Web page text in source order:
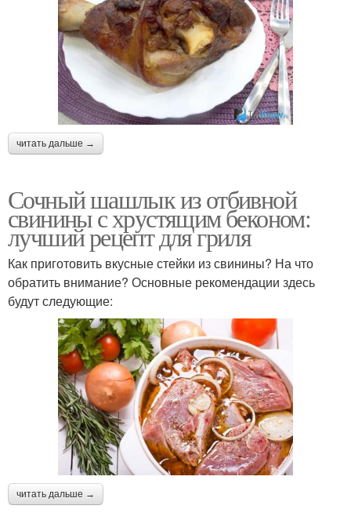
читать дальше →
Сочный шашлык из отбивной
свинины с хрустящим беконом:
лучший рецепт для гриля
Как приготовить вкусные стейки из свинины? На что
обратить внимание? Основные рекомендации здесь
будут следующие:
читать дальше →